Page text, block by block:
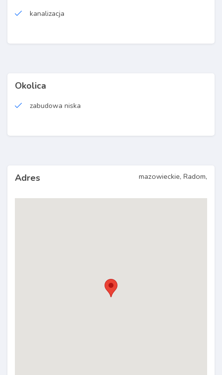
kanalizacja
Okolica
zabudowa niska
Adres mazowieckie, Radom,